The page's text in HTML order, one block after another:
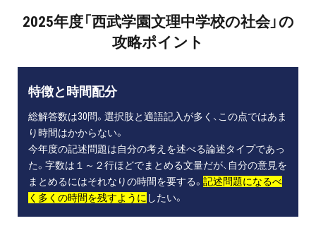
2025年度「西武学園文理中学校の社会」の
攻略ポイント
特徴と時間配分
総解答数は30問。選択肢と適語記入が多く、この点ではあま
り時間はかからない。
今年度の記述問題は自分の考えを述べる論述タイプであっ
た。字数は１～２行ほどでまとめる文量だが、自分の意見を
まとめるにはそれなりの時間を要する。 記述問題になるべ
く多くの時間を残すように したい。